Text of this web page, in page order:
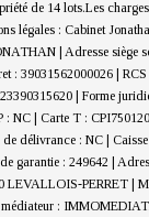
de 14 lots.Les
légales : Cabinet
| Adresse siège
: 39031562000026 |
| Forme
: NC | Carte T :
délivrance : NC |
garantie : 249642 |
LEVALLOIS-PERRET |
: